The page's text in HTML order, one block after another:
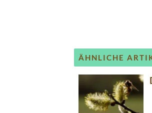
ÄHNLICHE